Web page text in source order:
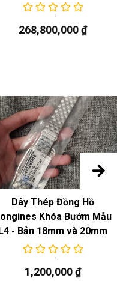
268,800,000₫
Dây Thép Đồng Hồ
Khóa Bướm Mẫu
- Bản 18mm và 20mm
1,200,000₫